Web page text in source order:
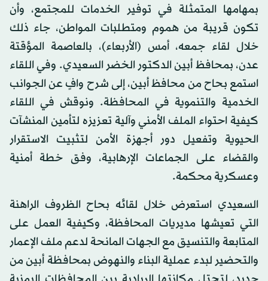
بمهامها المتمثلة في توفير الخدمات للمجتمع، وأن
تكون قريبة من هموم ومتطلبات المواطن، جاء ذلك
خلال لقاء جمعه، أمس (الأربعاء)، بالعاصمة المؤقتة
عدن، بمحافظ أبين الدكتور الخضر السعيدي. وفي اللقاء
استمع بحاح من محافظ أبين، إلى شرح وافٍ عن الجوانب
الخدمية والتنموية في المحافظة. ونوقش في اللقاء
كيفية احتواء الملف الأمني وآلية تعزيزه لتأمين المنشآت
الحيوية وتفعيل دور أجهزة الأمن لتثبيت الاستقرار
والقضاء على الجماعات الإرهابية، وفق خطة أمنية
وعسكرية محكمة.
السعيدي استعرض خلال لقائه بحاح الظروف الراهنة
التي تعيشها مديريات المحافظة، وكيفية العمل على
المتابعة والتنسيق مع الجهات المانحة لدعم ملف الإعمار
والتحضير لبدء عملية البناء والنهوض بمحافظة أبين من